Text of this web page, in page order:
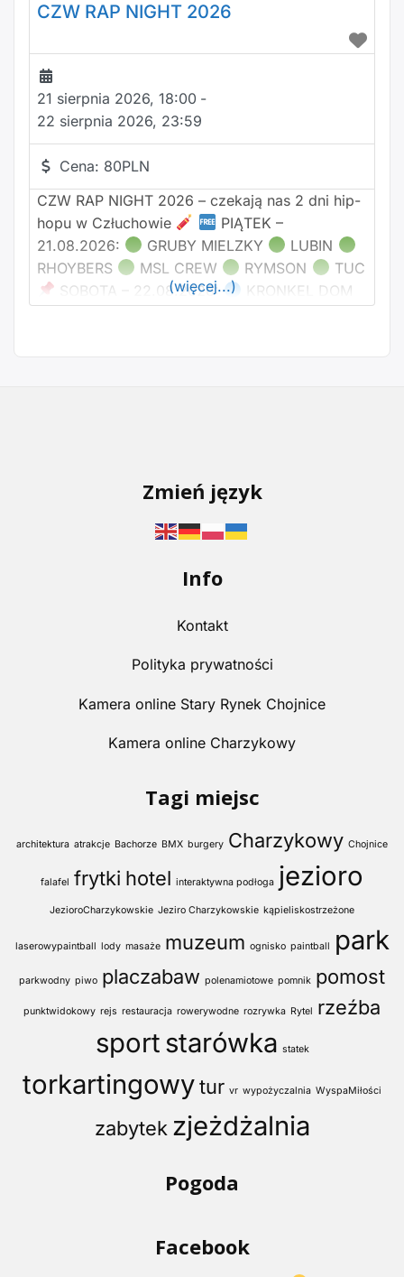
CZW RAP NIGHT 2026
21 sierpnia 2026, 18:00 -
22 sierpnia 2026, 23:59
Cena: 80PLN
CZW RAP NIGHT 2026 – czekają nas 2 dni hip-
hopu w Człuchowie
PIĄTEK –
21.08.2026:
GRUBY MIELZKY
LUBIN
RHOYBERS
MSL CREW RYMSON
TUC
SOBOTA – 22.08.2026:
KRONKEL DOM
(więcej...)
Zmień język
Info
Kontakt
Polityka prywatności
Kamera online Stary Rynek Chojnice
Kamera online Charzykowy
Tagi miejsc
architektura atrakcje Bachorze BMX burgery Charzykowy Chojnice
falafel frytki hotel interaktywna podłoga jezioro
JezioroCharzykowskie Jeziro Charzykowskie kąpieliskostrzeżone
laserowypaintball lody masaże muzeum ognisko paintball park
parkwodny piwo placzabaw polenamiotowe pomnik pomost
punktwidokowy rejs restauracja rowerywodne rozrywka Rytel rzeźba
sport starówka statek
torkartingowytur vr wypożyczalnia WyspaMiłości
zabytek zjeżdżalnia
Pogoda
Facebook